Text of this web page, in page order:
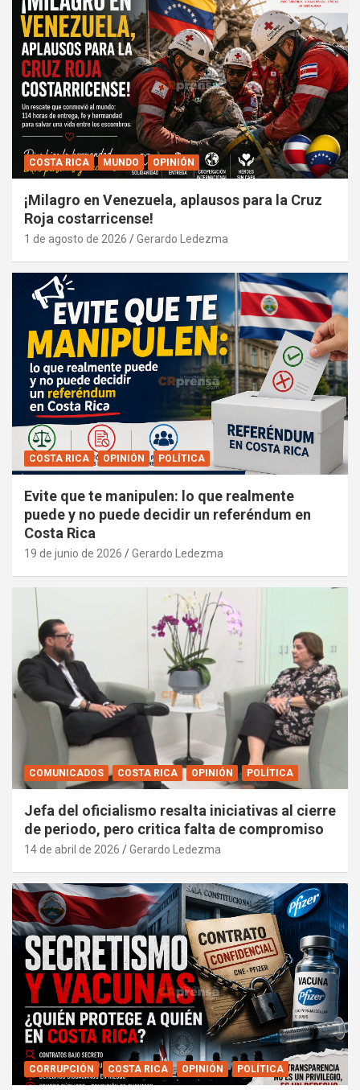
COSTA RICA MUNDO OPINIÓN
¡Milagro en Venezuela, aplausos para la Cruz
Roja costarricense!
1 de agosto de 2026 Gerardo Ledezma
COSTA RICA OPINIÓN POLÍTICA
Evite que te manipulen: lo que realmente
puede y no puede decidir un referéndum en
Costa Rica
19 de junio de 2026 Gerardo Ledezma
COMUNICADOS COSTA RICA OPINIÓN POLÍTICA
Jefa del oficialismo resalta iniciativas al cierre
de periodo, pero critica falta de compromiso
14 de abril de 2026 Gerardo Ledezma
CORRUPCIÓN COSTA RICA OPINIÓN POLÍTICA